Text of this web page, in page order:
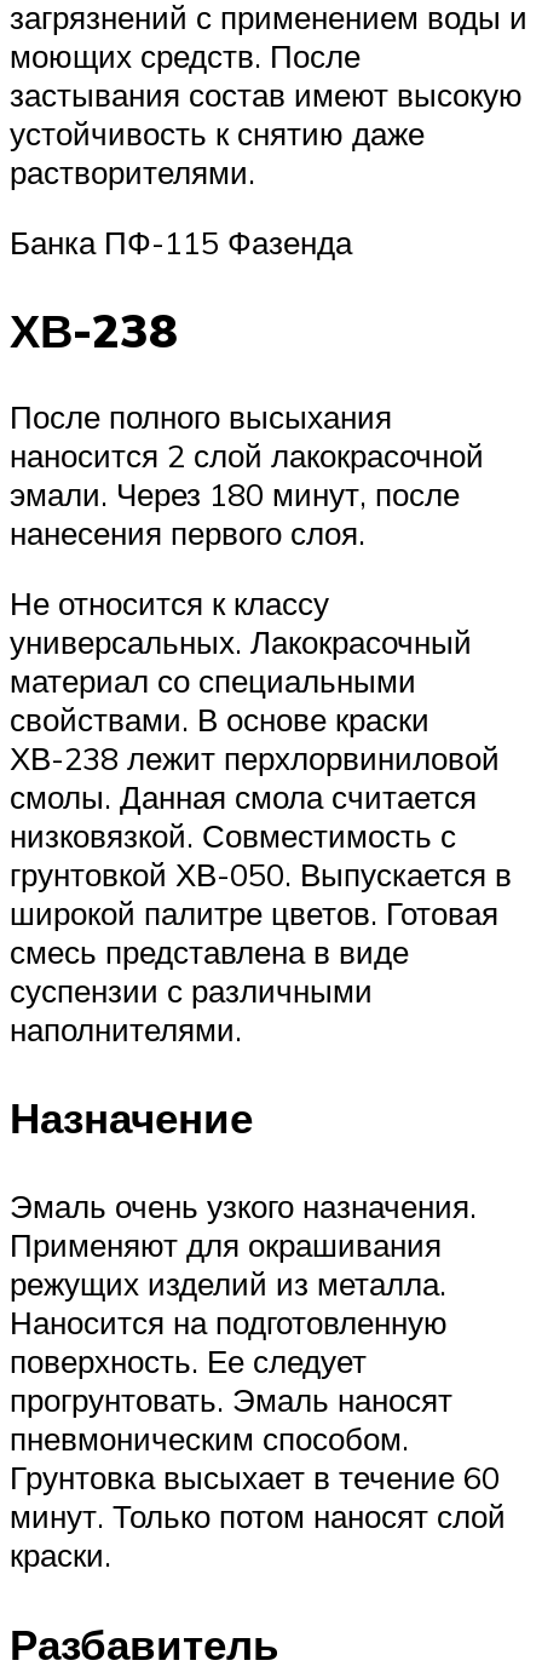
загрязнений с применением воды и
моющих средств. После
застывания состав имеют высокую
устойчивость к снятию даже
растворителями.
Банка ПФ-115 Фазенда
ХВ-238
После полного высыхания
наносится 2 слой лакокрасочной
эмали. Через 180 минут, после
нанесения первого слоя.
Не относится к классу
универсальных. Лакокрасочный
материал со специальными
свойствами. В основе краски
ХВ-238 лежит перхлорвиниловой
смолы. Данная смола считается
низковязкой. Совместимость с
грунтовкой ХВ-050. Выпускается в
широкой палитре цветов. Готовая
смесь представлена в виде
суспензии с различными
наполнителями.
Назначение
Эмаль очень узкого назначения.
Применяют для окрашивания
режущих изделий из металла.
Наносится на подготовленную
поверхность. Ее следует
прогрунтовать. Эмаль наносят
пневмоническим способом.
Грунтовка высыхает в течение 60
минут. Только потом наносят слой
краски.
Разбавитель